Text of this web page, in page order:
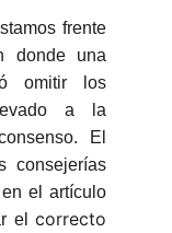
frente
donde una
omitir los
a la
El
consejerías
el artículo
el correcto